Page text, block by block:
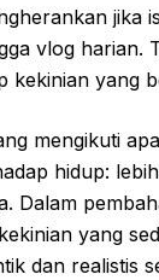
jika
vlog harian.
kekinian yang
mengikuti
hidup:
Dalam
yang
dan realistis